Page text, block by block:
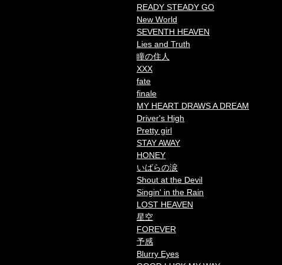
READY STEADY GO
New World
SEVENTH HEAVEN
Lies and Truth
瞳の住人
XXX
fate
finale
MY HEART DRAWS A DREAM
Driver's High
Pretty girl
STAY AWAY
HONEY
いばらの涙
Shout at the Devil
Singin' in the Rain
LOST HEAVEN
星空
FOREVER
予感
Blurry Eyes